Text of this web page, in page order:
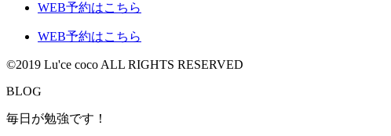
WEB予約はこちら
WEB予約はこちら
©2019 Lu'ce coco ALL RIGHTS RESERVED
BLOG
毎日が勉強です！